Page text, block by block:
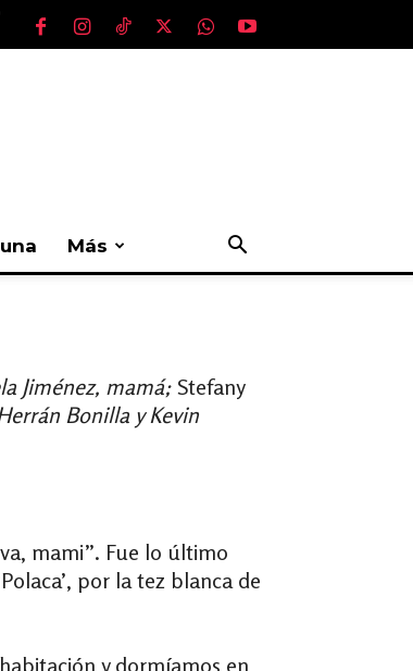
Más
Jiménez, mamá;Stefany
Bonilla y Kevin
mami”. Fue lo último
por la tez blanca de
y dormíamos en